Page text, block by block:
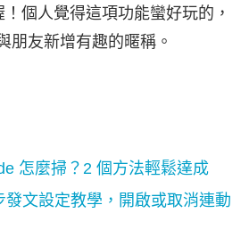
個人覺得這項功能蠻好玩的，
朋友新增有趣的暱稱。
怎麼掃？2 個方法輕鬆達成
發文設定教學，開啟或取消連動